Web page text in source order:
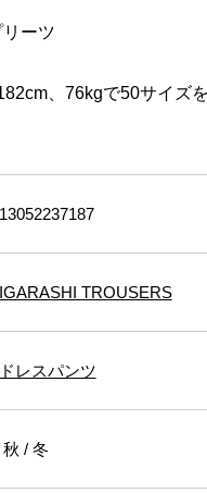
ーツ
、76kgで50サイズ
IGARASHI TROUSERS
ドレスパンツ
/ 冬